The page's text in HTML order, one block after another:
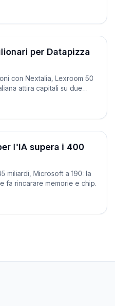
per Datapizza
con Nextalia, Lexroom 50
attira capitali su due
l'IA supera i 400
miliardi, Microsoft a 190: la
fa rincarare memorie e chip.